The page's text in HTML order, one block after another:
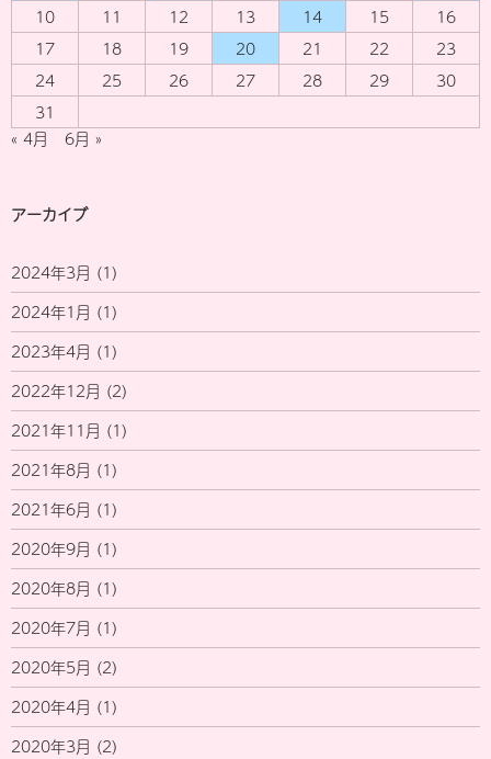
10
11 12 13 14 15
16
17
18 19 20 21 22
23
24
25 26 27 28 29
30
31
« 4月
6月 »
アーカイブ
2024年3月 (1)
2024年1月 (1)
2023年4月 (1)
2022年12月 (2)
2021年11月 (1)
2021年8月 (1)
2021年6月 (1)
2020年9月 (1)
2020年8月 (1)
2020年7月 (1)
2020年5月 (2)
2020年4月 (1)
2020年3月 (2)